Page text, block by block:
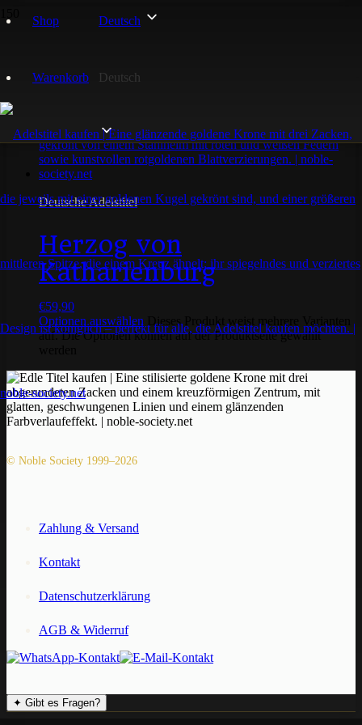
Shop
Warenkorb
Deutsch
Deutsch
Einzelnes Ergebnis wird angezeigt
Deutsche Adelstitel
Herzog von
Katharienburg
€59,90
Optionen auswählen Dieses Produkt weist mehrere Varianten
auf. Die Optionen können auf der Produktseite gewählt
© Noble Society 1999–2026
Zahlung & Versand
Kontakt
Datenschutzerklärung
AGB & Widerruf
✦ Gibt es Fragen?